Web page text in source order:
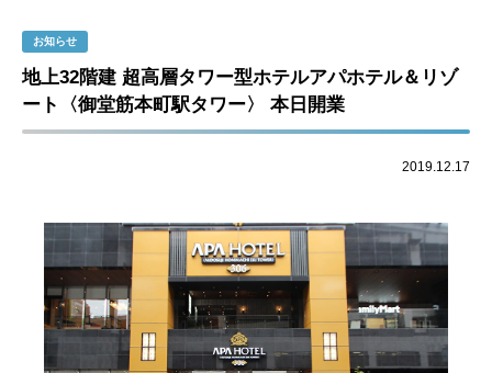
お知らせ
地上32階建 超高層タワー型ホテルアパホテル＆リゾ
ート〈御堂筋本町駅タワー〉 本日開業
2019.12.17